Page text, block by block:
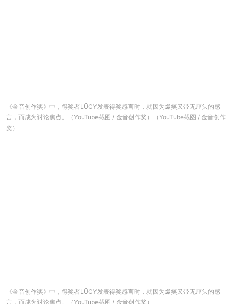
《金音创作奖》中，得奖者LÜCY发表得奖感言时，就因为爆笑又带无厘头的感
言，而成为讨论焦点。（YouTube截图 / 金音创作奖）（YouTube截图 / 金音创作
奖）
《金音创作奖》中，得奖者LÜCY发表得奖感言时，就因为爆笑又带无厘头的感
言，而成为讨论焦点。（YouTube截图 / 金音创作奖）